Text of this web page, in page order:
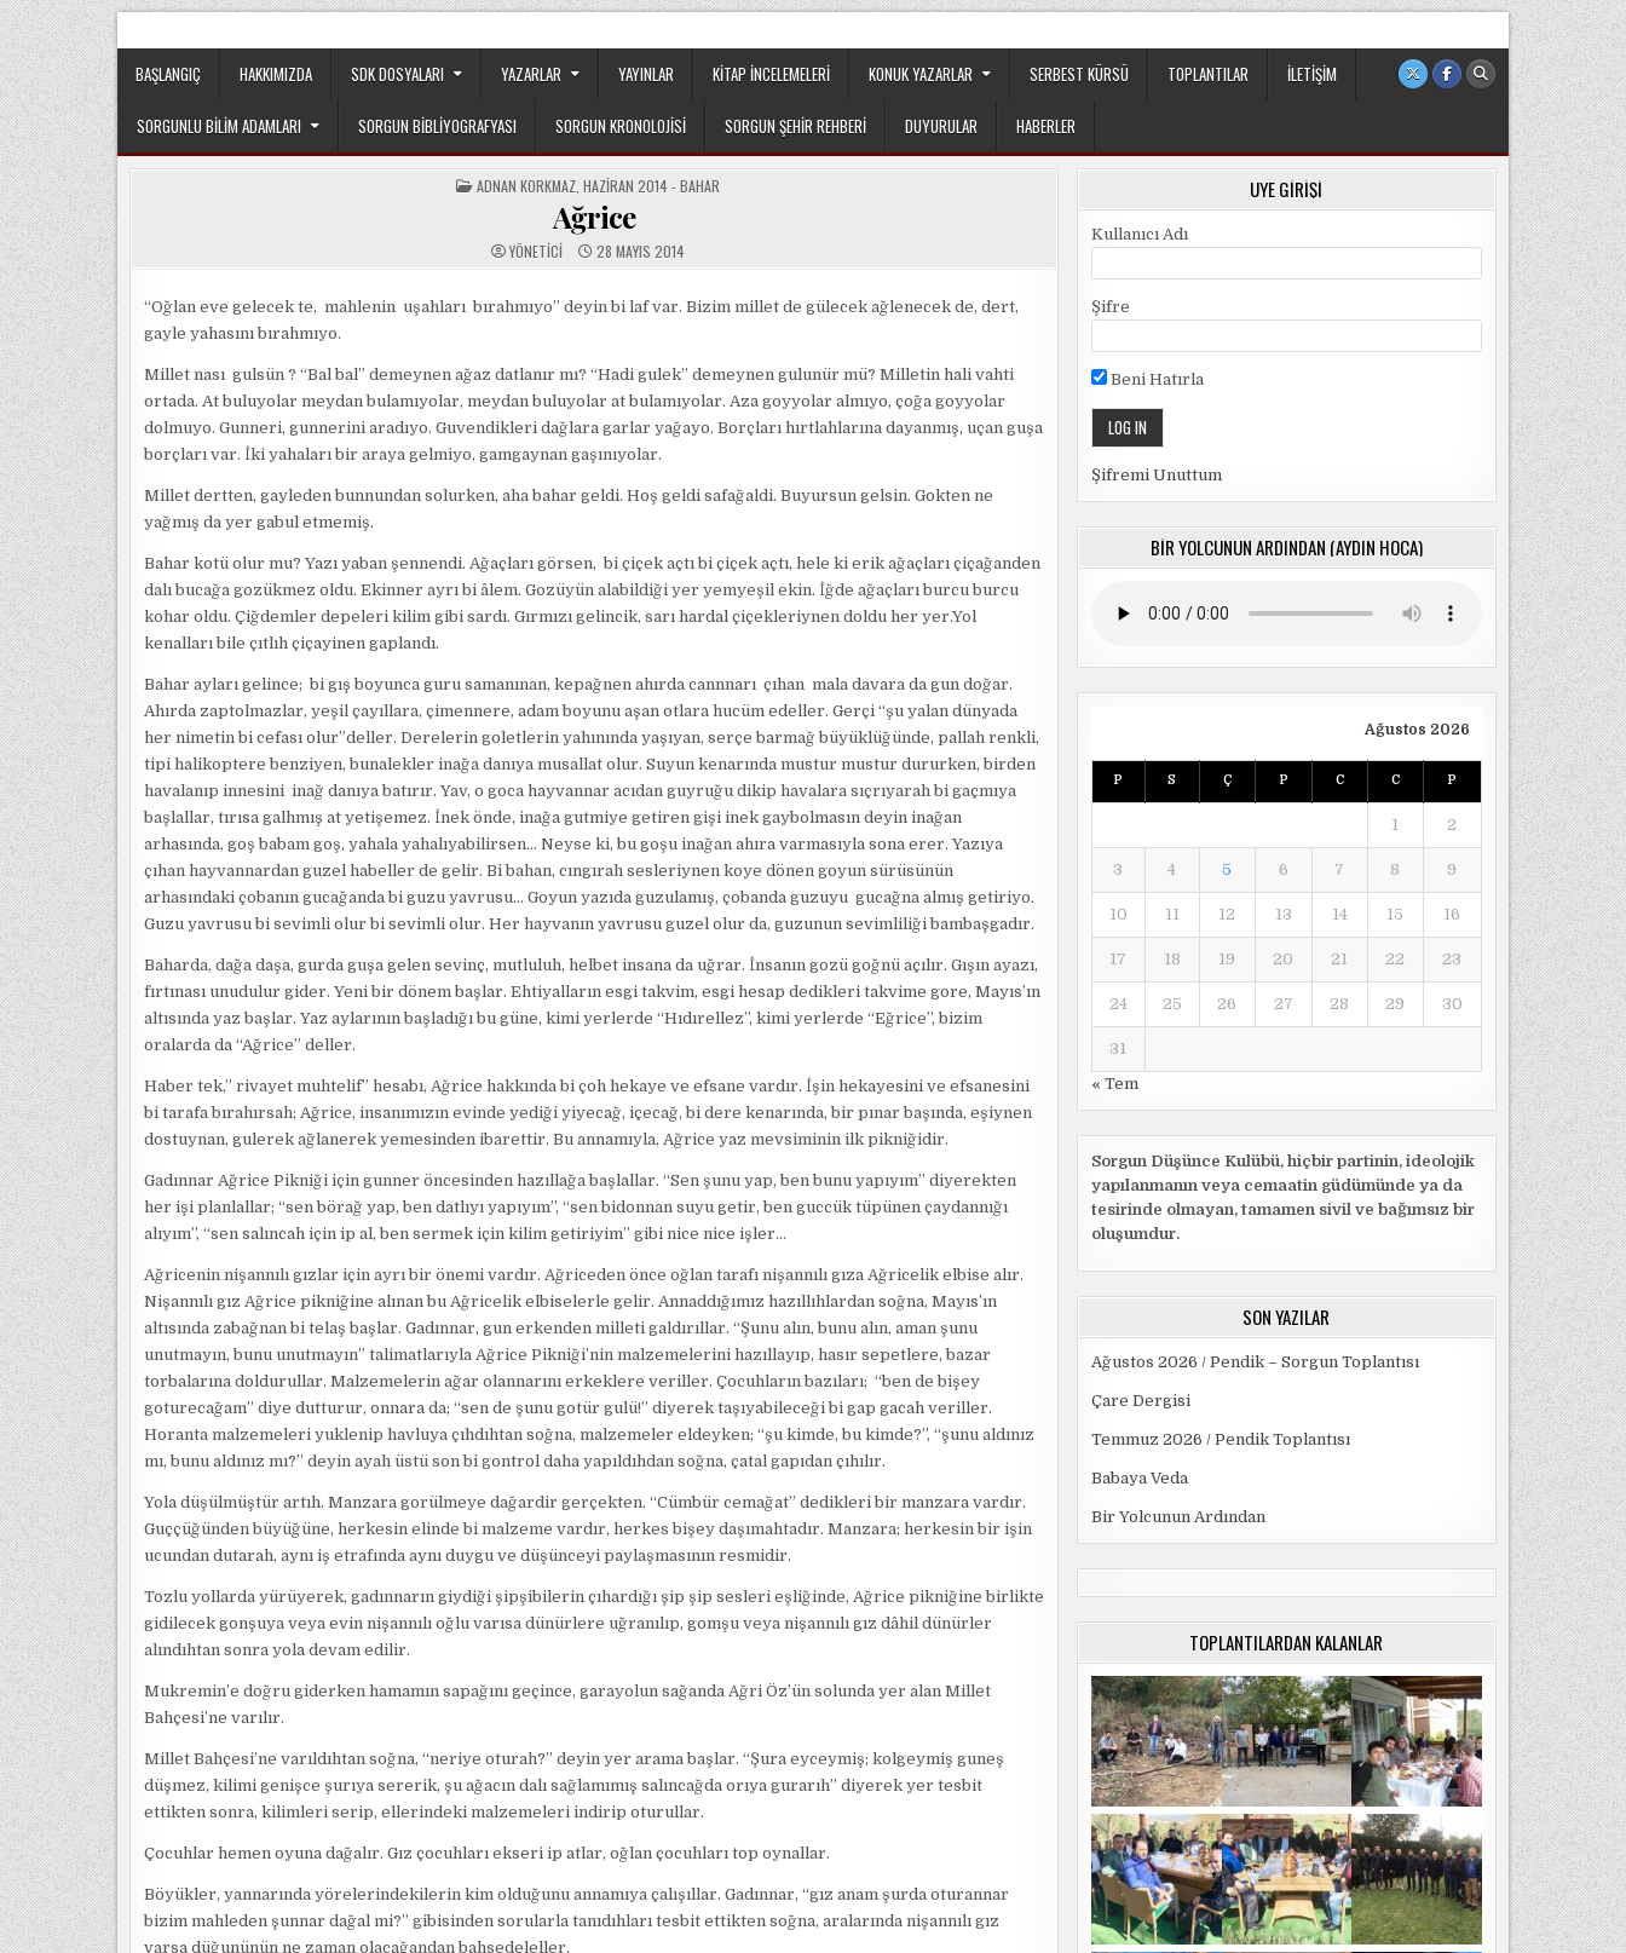
Skip
to
content
BAŞLANGIÇ HAKKIMIZDA SDK DOSYALARI YAZARLAR YAYINLAR KITAP İNCELEMELERI KONUK YAZARLAR SERBEST KÜRSÜ TOPLANTILAR İLETIŞIM
SORGUNLU BILIM ADAMLARI SORGUN BIBLIYOGRAFYASI SORGUN KRONOLOJISI SORGUN ŞEHIR REHBERI DUYURULAR HABERLER
POSTED
IN
ADNAN KORKMAZ ,HAZIRAN 2014 - BAHAR
Ağrice
YÖNETICI 28 MAYIS 2014
“Oğlan eve gelecek te, mahlenin uşahları bırahmıyo” deyin bi laf var. Bizim millet de gülecek ağlenecek de, dert,
gayle yahasını bırahmıyo.
Millet nası gulsün ? “Bal bal” demeynen ağaz datlanır mı? “Hadi gulek” demeynen gulunür mü? Milletin hali vahti
ortada. At buluyolar meydan bulamıyolar, meydan buluyolar at bulamıyolar. Aza goyyolar almıyo, çoğa goyyolar
dolmuyo. Gunneri, gunnerini aradıyo. Guvendikleri dağlara garlar yağayo. Borçları hırtlahlarına dayanmış, uçan guşa
borçları var. İki yahaları bir araya gelmiyo, gamgaynan gaşınıyolar.
Millet dertten, gayleden bunnundan solurken, aha bahar geldi. Hoş geldi safağaldi. Buyursun gelsin. Gokten ne
yağmış da yer gabul etmemiş.
Bahar kotü olur mu? Yazı yaban şennendi. Ağaçları görsen, bi çiçek açtı bi çiçek açtı, hele ki erik ağaçları çiçağanden
dalı bucağa gozükmez oldu. Ekinner ayrı bi âlem. Gozüyün alabildiği yer yemyeşil ekin. İğde ağaçları burcu burcu
kohar oldu. Çiğdemler depeleri kilim gibi sardı. Gırmızı gelincik, sarı hardal çiçekleriynen doldu her yer.Yol
kenalları bile çıtlıh çiçayinen gaplandı.
Bahar ayları gelince; bi gış boyunca guru samanınan, kepağnen ahırda cannnarı çıhan mala davara da gun doğar.
Ahırda zaptolmazlar, yeşil çayıllara, çimennere, adam boyunu aşan otlara hucüm edeller. Gerçi “şu yalan dünyada
her nimetin bi cefası olur”deller. Derelerin goletlerin yahınında yaşıyan, serçe barmağ büyüklüğünde, pallah renkli,
tipi halikoptere benziyen, bunalekler inağa danıya musallat olur. Suyun kenarında mustur mustur dururken, birden
havalanıp innesini inağ danıya batırır. Yav, o goca hayvannar acıdan guyruğu dikip havalara sıçrıyarah bi gaçmıya
başlallar, tırısa galhmış at yetişemez. İnek önde, inağa gutmiye getiren gişi inek gaybolmasın deyin inağan
arhasında, goş babam goş, yahala yahalıyabilirsen… Neyse ki, bu goşu inağan ahıra varmasıyla sona erer. Yazıya
çıhan hayvannardan guzel habeller de gelir. Bi bahan, cıngırah sesleriynen koye dönen goyun sürüsünün
arhasındaki çobanın gucağanda bi guzu yavrusu… Goyun yazıda guzulamış, çobanda guzuyu gucağna almış getiriyo.
Guzu yavrusu bi sevimli olur bi sevimli olur. Her hayvanın yavrusu guzel olur da, guzunun sevimliliği bambaşgadır.
Baharda, dağa daşa, gurda guşa gelen sevinç, mutluluh, helbet insana da uğrar. İnsanın gozü goğnü açılır. Gışın ayazı,
fırtınası unudulur gider. Yeni bir dönem başlar. Ehtiyalların esgi takvim, esgi hesap dedikleri takvime gore, Mayıs’ın
altısında yaz başlar. Yaz aylarının başladığı bu güne, kimi yerlerde “Hıdırellez”, kimi yerlerde “Eğrice”, bizim
oralarda da “Ağrice” deller.
Haber tek,” rivayet muhtelif” hesabı, Ağrice hakkında bi çoh hekaye ve efsane vardır. İşin hekayesini ve efsanesini
bi tarafa bırahırsah; Ağrice, insanımızın evinde yediği yiyecağ, içecağ, bi dere kenarında, bir pınar başında, eşiynen
dostuynan, gulerek ağlanerek yemesinden ibarettir. Bu annamıyla, Ağrice yaz mevsiminin ilk pikniğidir.
Gadınnar Ağrice Pikniği için gunner öncesinden hazıllağa başlallar. “Sen şunu yap, ben bunu yapıyım” diyerekten
her işi planlallar; “sen börağ yap, ben datlıyı yapıyım”, “sen bidonnan suyu getir, ben guccük tüpünen çaydannığı
alıyım”, “sen salıncah için ip al, ben sermek için kilim getiriyim” gibi nice nice işler…
Ağricenin nişannılı gızlar için ayrı bir önemi vardır. Ağriceden önce oğlan tarafı nişannılı gıza Ağricelik elbise alır.
Nişannılı gız Ağrice pikniğine alınan bu Ağricelik elbiselerle gelir. Annaddığımız hazıllıhlardan soğna, Mayıs’ın
altısında zabağnan bi telaş başlar. Gadınnar, gun erkenden milleti galdırıllar. “Şunu alın, bunu alın, aman şunu
unutmayın, bunu unutmayın” talimatlarıyla Ağrice Pikniği’nin malzemelerini hazıllayıp, hasır sepetlere, bazar
torbalarına doldurullar. Malzemelerin ağar olannarını erkeklere veriller. Çocuhların bazıları; “ben de bişey
goturecağam” diye dutturur, onnara da; “sen de şunu gotür gulü!” diyerek taşıyabileceği bi gap gacah veriller.
Horanta malzemeleri yuklenip havluya çıhdıhtan soğna, malzemeler eldeyken; “şu kimde, bu kimde?”, “şunu aldınız
mı, bunu aldınız mı?” deyin ayah üstü son bi gontrol daha yapıldıhdan soğna, çatal gapıdan çıhılır.
Yola düşülmüştür artıh. Manzara gorülmeye dağardir gerçekten. “Cümbür cemağat” dedikleri bir manzara vardır.
Guççüğünden büyüğüne, herkesin elinde bi malzeme vardır, herkes bişey daşımahtadır. Manzara; herkesin bir işin
ucundan dutarah, aynı iş etrafında aynı duygu ve düşünceyi paylaşmasının resmidir.
Tozlu yollarda yürüyerek, gadınnarın giydiği şipşibilerin çıhardığı şip şip sesleri eşliğinde, Ağrice pikniğine birlikte
gidilecek gonşuya veya evin nişannılı oğlu varısa dünürlere uğranılıp, gomşu veya nişannılı gız dâhil dünürler
alındıhtan sonra yola devam edilir.
Mukremin’e doğru giderken hamamın sapağını geçince, garayolun sağanda Ağri Öz’ün solunda yer alan Millet
Bahçesi’ne varılır.
Millet Bahçesi’ne varıldıhtan soğna, “neriye oturah?” deyin yer arama başlar. “Şura eyceymiş; kolgeymiş guneş
düşmez, kilimi genişce şurıya sererik, şu ağacın dalı sağlamımış salıncağda orıya gurarıh” diyerek yer tesbit
ettikten sonra, kilimleri serip, ellerindeki malzemeleri indirip oturullar.
Çocuhlar hemen oyuna dağalır. Gız çocuhları ekseri ip atlar, oğlan çocuhları top oynallar.
Böyükler, yannarında yörelerindekilerin kim olduğunu annamıya çalışıllar. Gadınnar, “gız anam şurda oturannar
bizim mahleden şunnar dağal mi?” gibisinden sorularla tanıdıhları tesbit ettikten soğna, aralarında nişannılı gız
varsa düğunünün ne zaman olacağandan bahsedeleller.
ÜYE GIRIŞI
Kullanıcı Adı
Şifre
Beni Hatırla
Şifremi Unuttum
BIR YOLCUNUN ARDINDAN (AYDIN HOCA)
Ağustos 2026
P S Ç P C C P
1 2
3 4 5 6 7 8 9
10 11 12 13 14 15 16
17 18 19 20 21 22 23
24 25 26 27 28 29 30
31
« Tem
Sorgun Düşünce Kulübü, hiçbir partinin, ideolojik
yapılanmanın veya cemaatin güdümünde ya da
tesirinde olmayan, tamamen sivil ve bağımsız bir
oluşumdur.
SON YAZILAR
Ağustos 2026 / Pendik – Sorgun Toplantısı
Çare Dergisi
Temmuz 2026 / Pendik Toplantısı
Babaya Veda
Bir Yolcunun Ardından
TOPLANTILARDAN KALANLAR